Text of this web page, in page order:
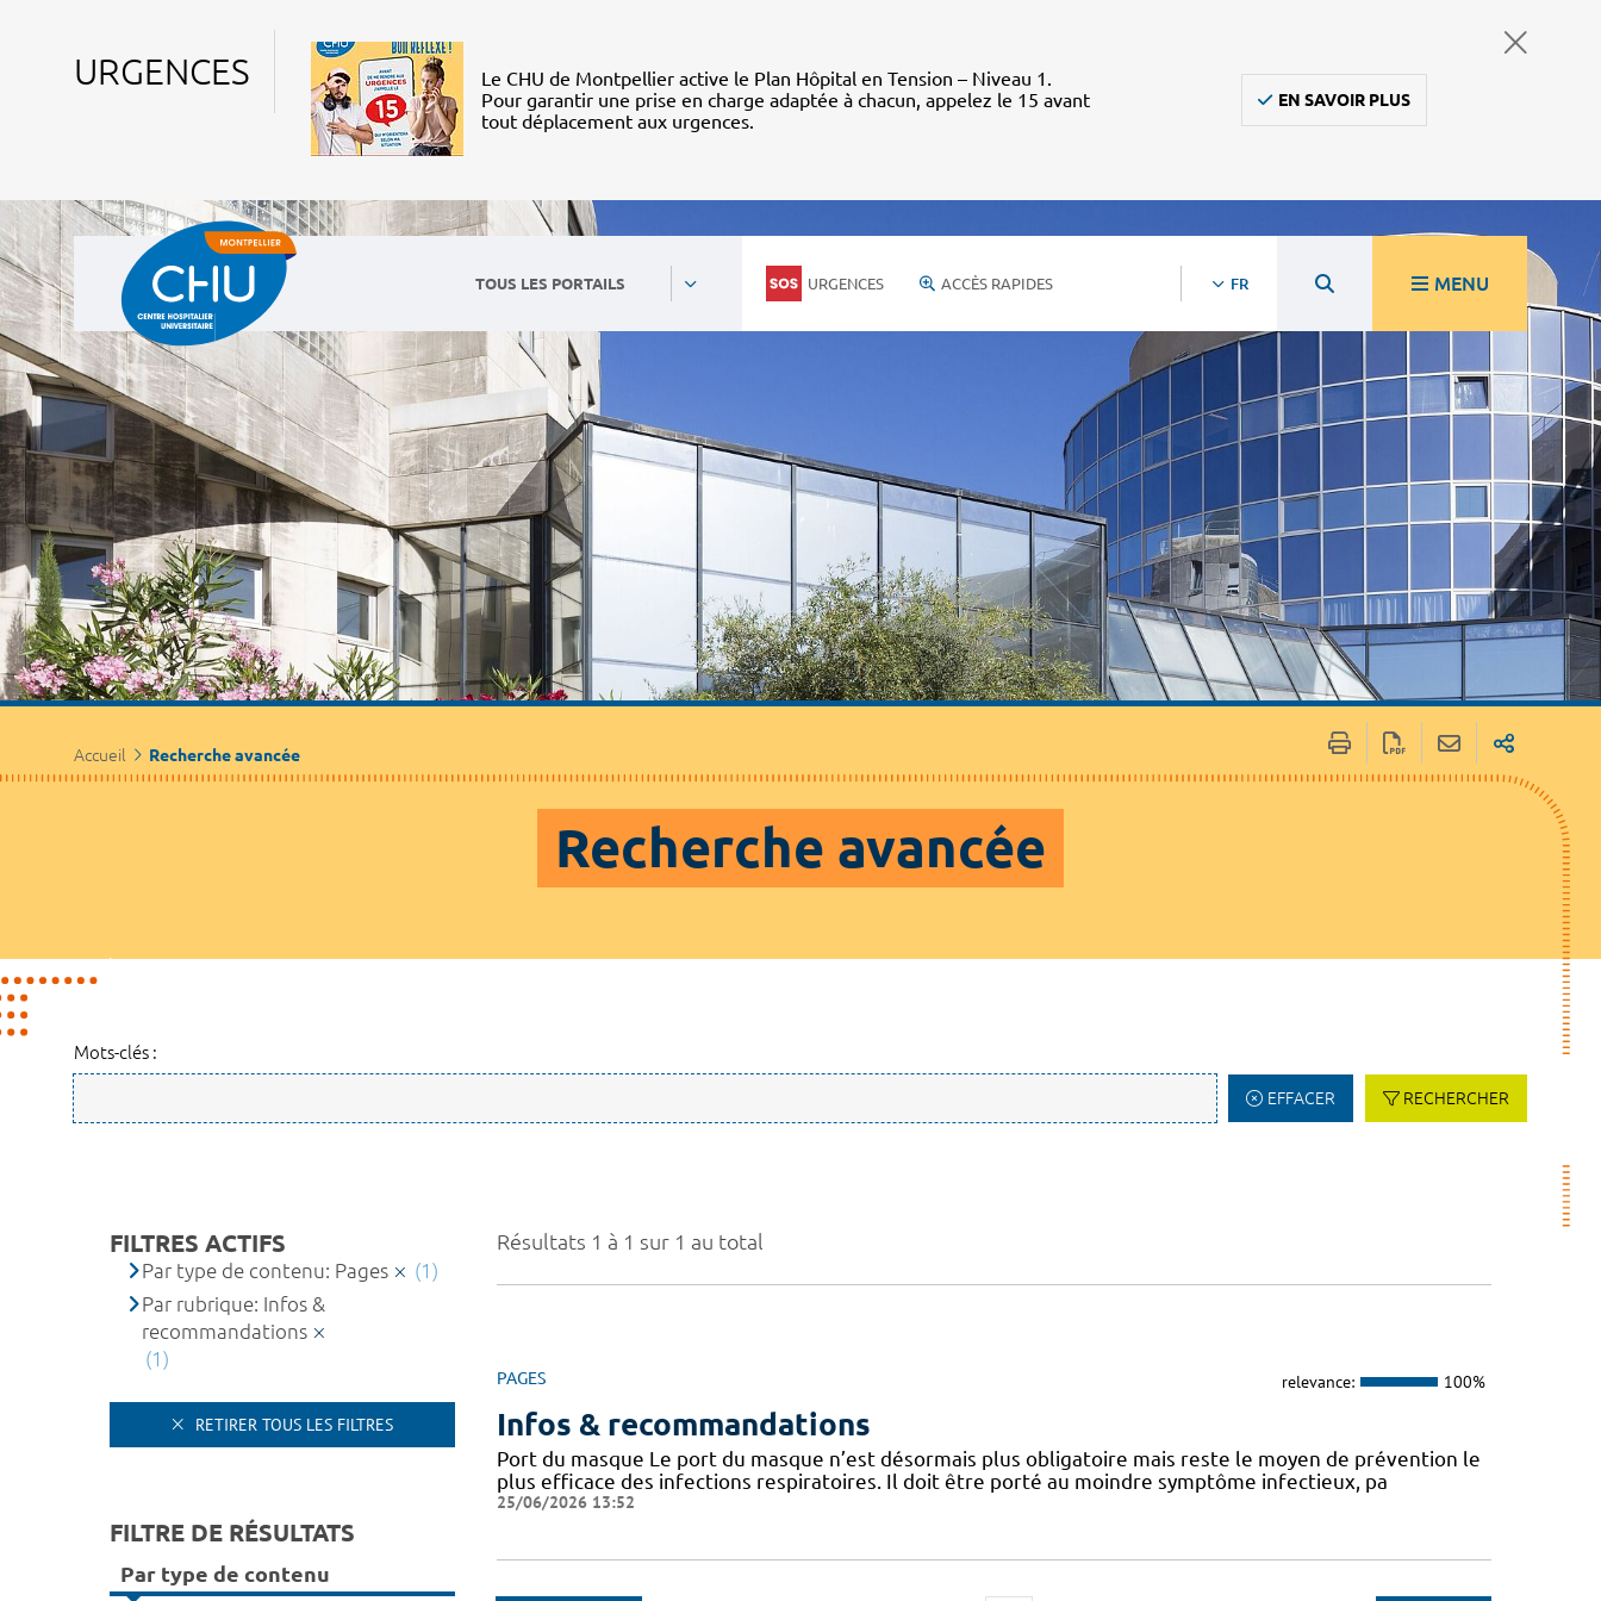
URGENCES
Le CHU de Montpellier active le Plan Hôpital en Tension – Niveau 1.
Pour garantir une prise en charge adaptée à chacun, appelez le 15 avant
tout déplacement aux urgences.
EN SAVOIR PLUS
TOUS LES PORTAILS URGENCES ACCÈS RAPIDES FR MENU
Accueil Recherche avancée
Recherche avancée
Mots-clés :
EFFACER RECHERCHER
Résultats 1 à 1 sur 1 au total
PAGES relevance: 100%
Infos & recommandations
Port du masque Le port du masque n’est désormais plus obligatoire mais reste le moyen de prévention le
plus efficace des infections respiratoires. Il doit être porté au moindre symptôme infectieux, pa
25/06/2026 13:52
FILTRES ACTIFS
Par type de contenu: Pages
(1)
Par rubrique: Infos &
recommandations
(1)
RETIRER TOUS LES FILTRES
FILTRE DE RÉSULTATS
Par type de contenu